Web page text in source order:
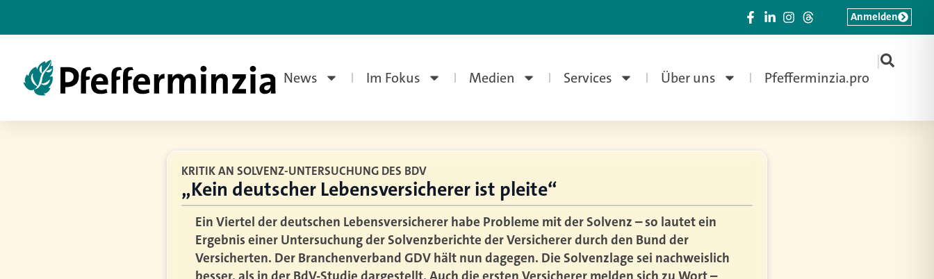
News Im Fokus Medien Services Über uns Pfefferminzia.pro
|
Anmelden
KRITIK AN SOLVENZ-UNTERSUCHUNG DES BDV
„Kein deutscher Lebensversicherer ist pleite“
Ein Viertel der deutschen Lebensversicherer habe Probleme mit der Solvenz – so lautet ein
Ergebnis einer Untersuchung der Solvenzberichte der Versicherer durch den Bund der
Versicherten. Der Branchenverband GDV hält nun dagegen. Die Solvenzlage sei nachweislich